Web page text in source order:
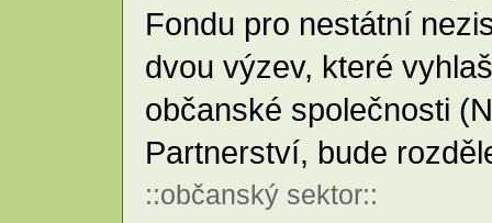
Fondu pro nestátní
dvou výzev, které
občanské společnosti
Partnerství, bude
::občanský sektor::